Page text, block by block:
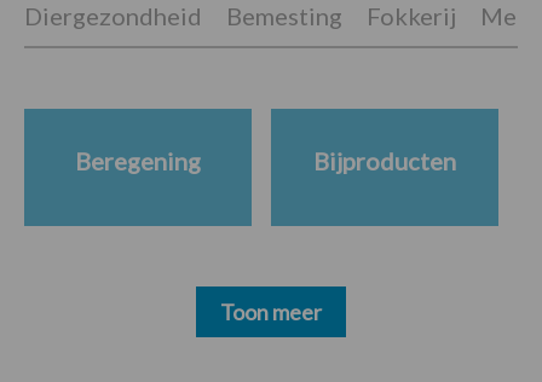
Diergezondheid Bemesting Fokkerij
Beregening Bijproducten
Toon meer